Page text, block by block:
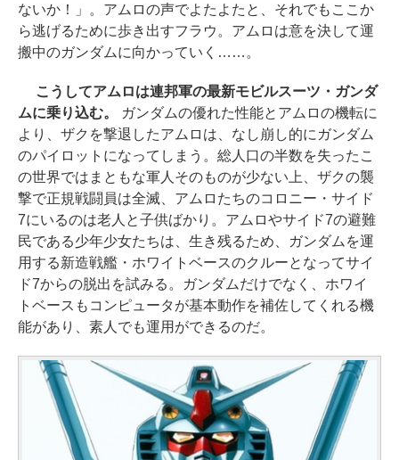
ないか！」。アムロの声でよたよたと、それでもここか
ら逃げるために歩き出すフラウ。アムロは意を決して運
搬中のガンダムに向かっていく……。
こうしてアムロは連邦軍の最新モビルスーツ・ガンダ
ムに乗り込む。
ガンダムの優れた性能とアムロの機転に
より、ザクを撃退したアムロは、なし崩し的にガンダム
のパイロットになってしまう。総人口の半数を失ったこ
の世界ではまともな軍人そのものが少ない上、ザクの襲
撃で正規戦闘員は全滅、アムロたちのコロニー・サイド
7にいるのは老人と子供ばかり。アムロやサイド7の避難
民である少年少女たちは、生き残るため、ガンダムを運
用する新造戦艦・ホワイトベースのクルーとなってサイ
ド7からの脱出を試みる。ガンダムだけでなく、ホワイ
トベースもコンピュータが基本動作を補佐してくれる機
能があり、素人でも運用ができるのだ。